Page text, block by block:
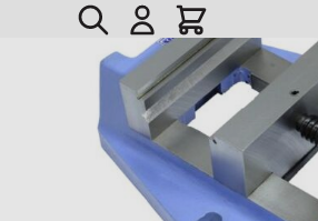
Suche Cart
Startseite/ Bohrschraubstock extra